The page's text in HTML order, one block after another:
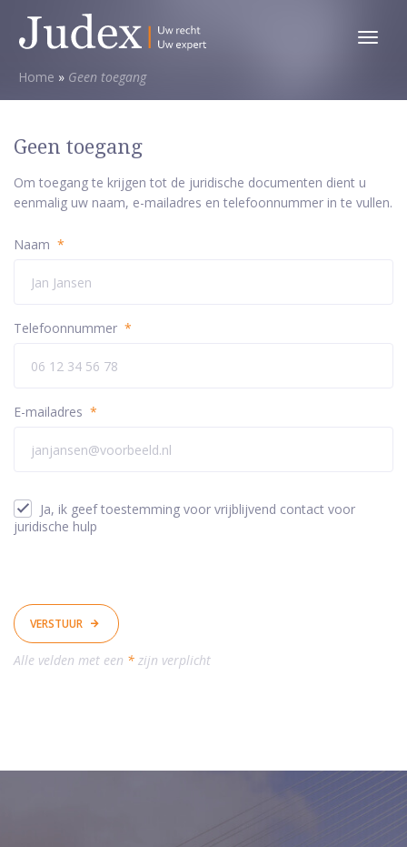
Toggle
Home » Geen toegang
Geen toegang
Om toegang te krijgen tot de juridische documenten dient u
eenmalig uw naam, e-mailadres en telefoonnummer in te vullen.
Naam *
Telefoonnummer *
E-mailadres *
Ja, ik geef toestemming voor vrijblijvend contact voor
juridische hulp
VERSTUUR
Alle velden met een * zijn verplicht